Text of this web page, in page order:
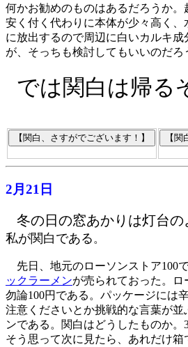
何かお勧めのものはあるだろうか。
安く付く代わりに本体が少々高く、
に放出するので周辺に白いカルキ成
が、そっちも検討してもいいのだろ
では関白は帰る
2月21日
冬の日の窓あかりは灯台の
私が関白である。
先日、地元のローソンストア100
ックラーメンが売られておった。ロ
勿論100円である。パッケージには
注意くださいとか挑戦的な言葉が並
ンである。関白はどうしたものか。
そう思って次に見たら、あれだけ箱